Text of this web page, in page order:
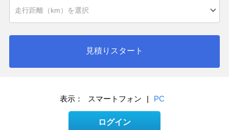
見積りスタート
表示： スマートフォン | PC
ログイン